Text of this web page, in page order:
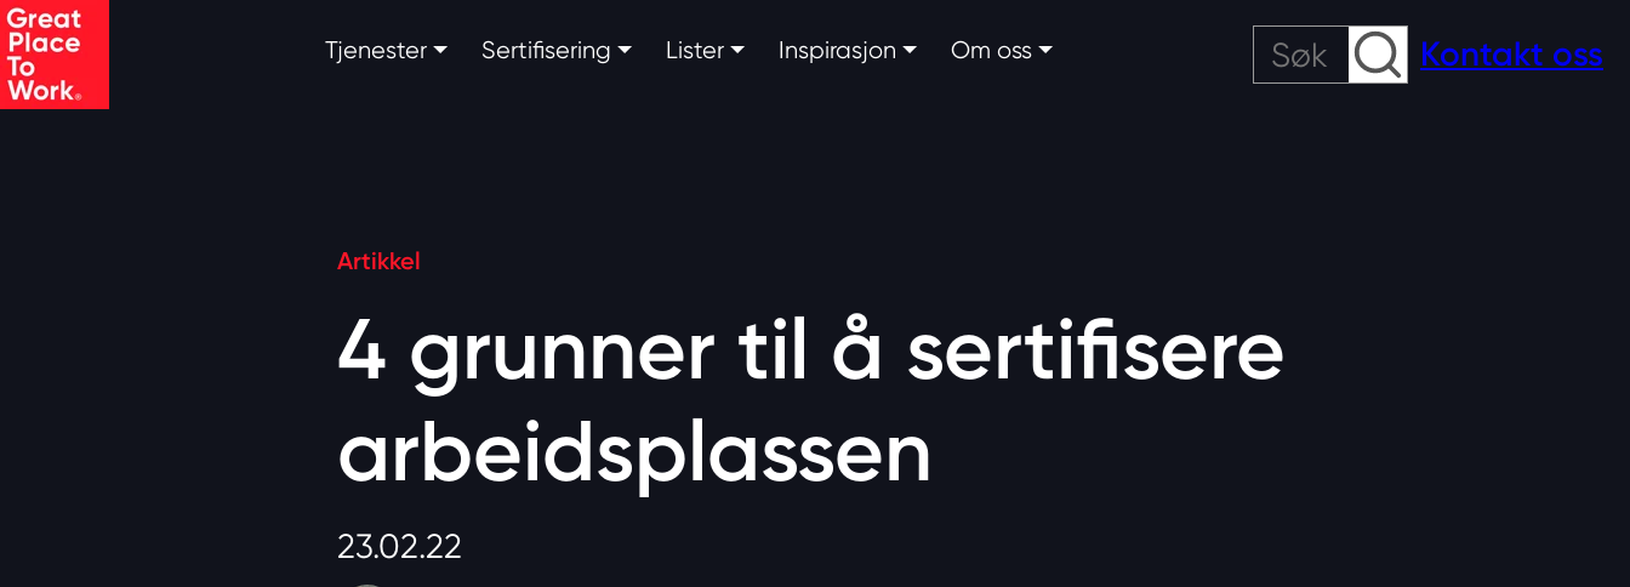
Skip to main content
Tjenester Sertifisering Lister Inspirasjon Om oss Søk
Kontakt oss
Artikkel
4 grunner til å sertifisere
arbeidsplassen
23.02.22